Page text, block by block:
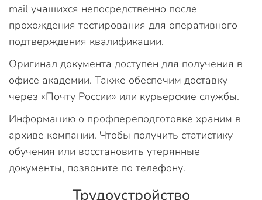
mail учащихся непосредственно после
прохождения тестирования для оперативного
подтверждения квалификации.
Оригинал документа доступен для получения в
офисе академии. Также обеспечим доставку
через «Почту России» или курьерские службы.
Информацию о профпереподготовке храним в
архиве компании. Чтобы получить статистику
обучения или восстановить утерянные
документы, позвоните по телефону.
Трудоустройство